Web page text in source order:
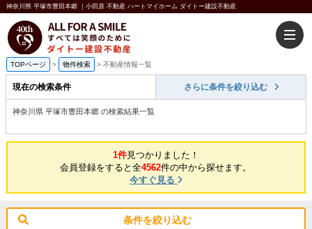
神奈川県 平塚市豊田本郷 ｜小田原 不動産 ハートマイホーム ダイトー建設不動産
TOPページ > 物件検索 > 不動産情報一覧
現在の検索条件 さらに条件を絞り込む
神奈川県 平塚市豊田本郷 の検索結果一覧
1件見つかりました！
会員登録をすると全4562件の中から探せます。
今すぐ見る
条件を絞り込む